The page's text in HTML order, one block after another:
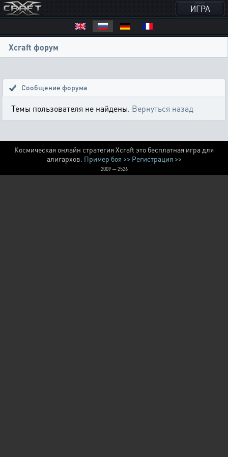
ИГРА
Xcraft форум
Сообщение форума
Темы пользователя не найдены. Вернуться назад
Космическая онлайн стратегия Xcraft это бесплатная игра для
алигархов. Пример боя >> Регистрация >>
2009 — 2526